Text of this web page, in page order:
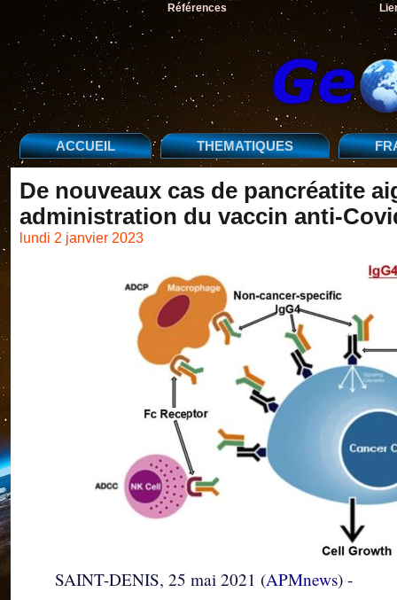
Références
ACCUEIL THEMATIQUES
De nouveaux cas de pancréatite
administration du vaccin anti-
lundi 2 janvier 2023
SAINT-DENIS, 25 mai 2021 (APMnews) -